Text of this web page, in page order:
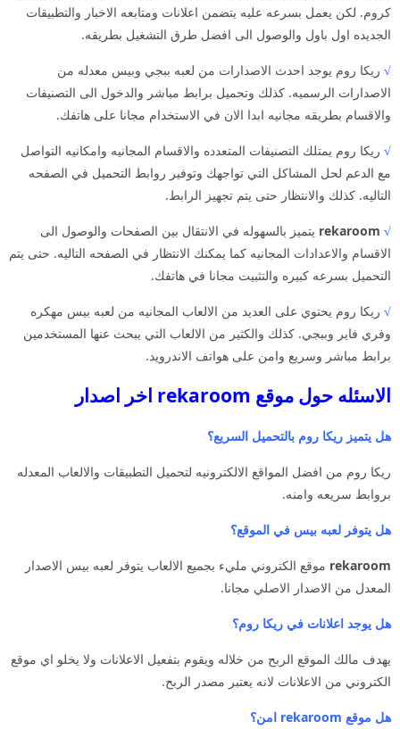
كروم. لكن يعمل بسرعه عليه يتضمن اعلانات ومتابعه الاخبار والتطبيقات
الجديده اول باول والوصول الى افضل طرق التشغيل بطريقه.
√ ريكا روم يوجد احدث الاصدارات من لعبه ببجي وبيس معدله من
الاصدارات الرسميه. كذلك وتحميل برابط مباشر والدخول الى التصنيفات
والاقسام بطريقه مجانيه ابدا الان في الاستخدام مجانا على هاتفك.
√ ريكا روم يمتلك التصنيفات المتعدده والاقسام المجانيه وامكانيه التواصل
مع الدعم لحل المشاكل التي تواجهك وتوفير روابط التحميل في الصفحه
التاليه. كذلك والانتظار حتى يتم تجهيز الرابط.
√
rekaroom يتميز بالسهوله في الانتقال بين الصفحات والوصول الى
الاقسام والاعدادات المجانيه كما يمكنك الانتظار في الصفحه التاليه. حتى يتم
التحميل بسرعه كبيره والتثبيت مجانا في هاتفك.
√ ريكا روم يحتوي على العديد من الالعاب المجانيه من لعبه بيس مهكره
وفري فاير وببجي. كذلك والكثير من الالعاب التي يبحث عنها المستخدمين
برابط مباشر وسريع وامن على هواتف الاندرويد.
الاسئله حول موقع rekaroom اخر اصدار
هل يتميز ريكا روم بالتحميل السريع؟
ريكا روم من افضل المواقع الالكترونيه لتحميل التطبيقات والالعاب المعدله
بروابط سريعه وامنه.
هل يتوفر لعبه بيس في الموقع؟
rekaroom موقع الكتروني مليء بجميع الالعاب يتوفر لعبه بيس الاصدار
المعدل من الاصدار الاصلي مجانا.
هل يوجد اعلانات في ريكا روم؟
يهدف مالك الموقع الربح من خلاله ويقوم بتفعيل الاعلانات ولا يخلو اي موقع
الكتروني من الاعلانات لانه يعتبر مصدر الربح.
هل موقع rekaroom امن؟